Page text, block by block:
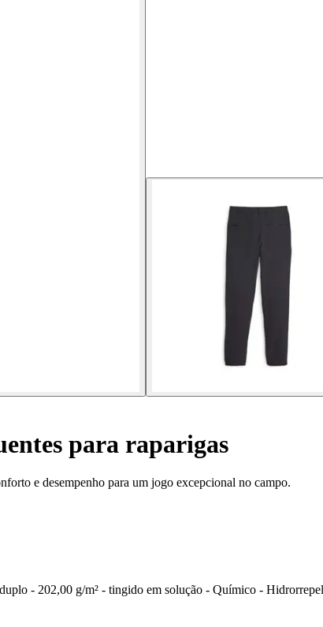
para raparigas
e desempenho para um jogo excepcional no campo.
- 202,00 g/m² - tingido em solução - Químico -